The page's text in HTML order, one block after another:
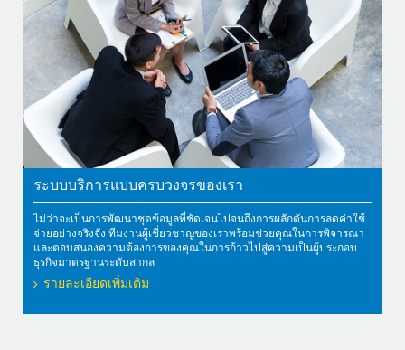
ระบบบริการแบบครบวงจรของเรา
ไม่ว่าจะเป็นการพัฒนาชุดข้อมูลที่ชัดเจนไปจนถึงการผลักดันการลดค่าใช้
จ่ายอย่างจริงจัง ทีมงานผู้เชี่ยวชาญของเราพร้อมช่วยคุณในการพิจารณา
และตอบสนองความต้องการของคุณในการก้าวไปสู่ความเป็นผู้ประกอบ
ธุรกิจมาตรฐานระดับสากล
รายละเอียดเพิ่มเติม